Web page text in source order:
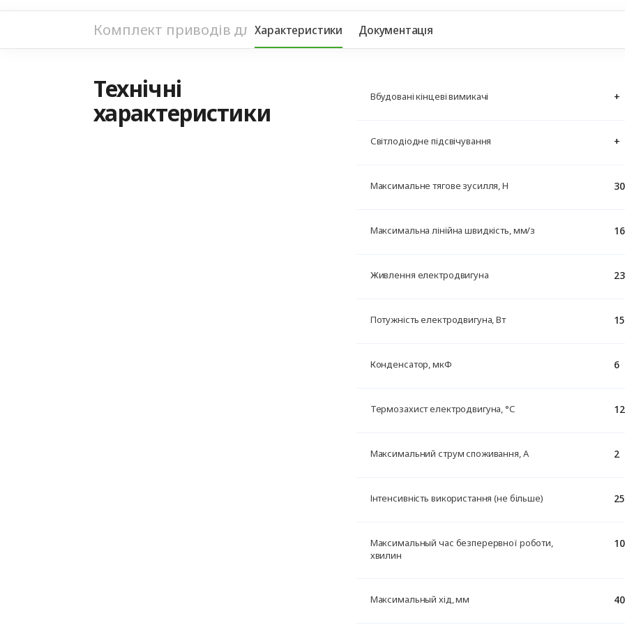
Комплект приводів для розпашних воріт SCOPIO S SC‑3000SKIT
Характеристики Документація
Технічні
характеристики
Вбудовані кінцеві вимикачі +
Світлодіодне підсвічування +
Максимальне тягове зусилля, H
Максимальна лінійна швидкість, мм/з 16
Живлення електродвигуна
Потужність електродвигуна, Вт 15
Конденсатор, мкФ 6
Термозахист електродвигуна, °С
Максимальний струм споживання, А 2
Інтенсивність використання (не більше)
Максимальный час безперервної роботи,
хвилин
10
Максимальный хід, мм